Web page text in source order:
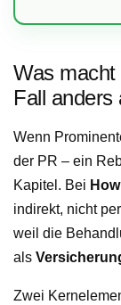
Was macht
Fall anders
Wenn
der PR – ein
Kapitel. Bei
indirekt, nicht
weil die
als
Zwei